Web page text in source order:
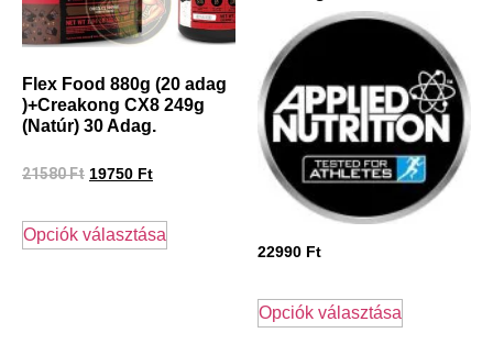
Flex Food 880g (20 adag
)+Creakong CX8 249g
(Natúr) 30 Adag.
21580Ft 19750 Ft
Opciók választása
22990 Ft
Opciók választása